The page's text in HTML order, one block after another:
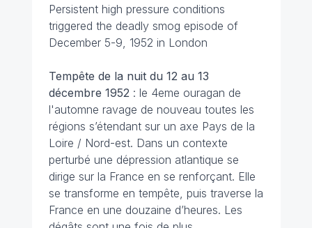
Persistent high pressure conditions
triggered the deadly smog episode of
December 5-9, 1952 in London
Tempête de la nuit du 12 au 13
décembre 1952 : le 4eme ouragan de
l'automne ravage de nouveau toutes les
régions s’étendant sur un axe Pays de la
Loire / Nord-est. Dans un contexte
perturbé une dépression atlantique se
dirige sur la France en se renforçant. Elle
se transforme en tempête, puis traverse la
France en une douzaine d’heures. Les